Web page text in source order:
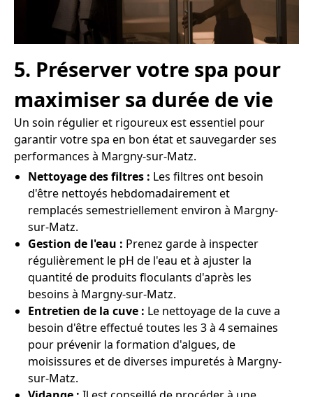
5. Préserver votre spa pour
maximiser sa durée de vie
Un soin régulier et rigoureux est essentiel pour
garantir votre spa en bon état et sauvegarder ses
performances à Margny-sur-Matz.
Nettoyage des filtres : Les filtres ont besoin
d'être nettoyés hebdomadairement et
remplacés semestriellement environ à Margny-
sur-Matz.
Gestion de l'eau : Prenez garde à inspecter
régulièrement le pH de l'eau et à ajuster la
quantité de produits floculants d'après les
besoins à Margny-sur-Matz.
Entretien de la cuve : Le nettoyage de la cuve a
besoin d'être effectué toutes les 3 à 4 semaines
pour prévenir la formation d'algues, de
moisissures et de diverses impuretés à Margny-
sur-Matz.